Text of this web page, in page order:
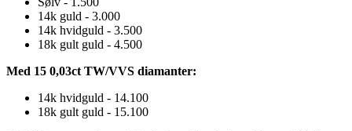
14k guld - 3.000
14k hvidguld - 3.500
18k gult guld - 4.500
Med 15 0,03ct TW/VVS diamanter:
14k hvidguld - 14.100
18k gult guld - 15.100